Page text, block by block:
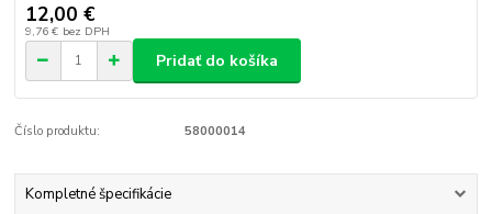
12,00 €
9,76 € bez DPH
Pridať do košíka
Číslo produktu: 58000014
Kompletné špecifikácie